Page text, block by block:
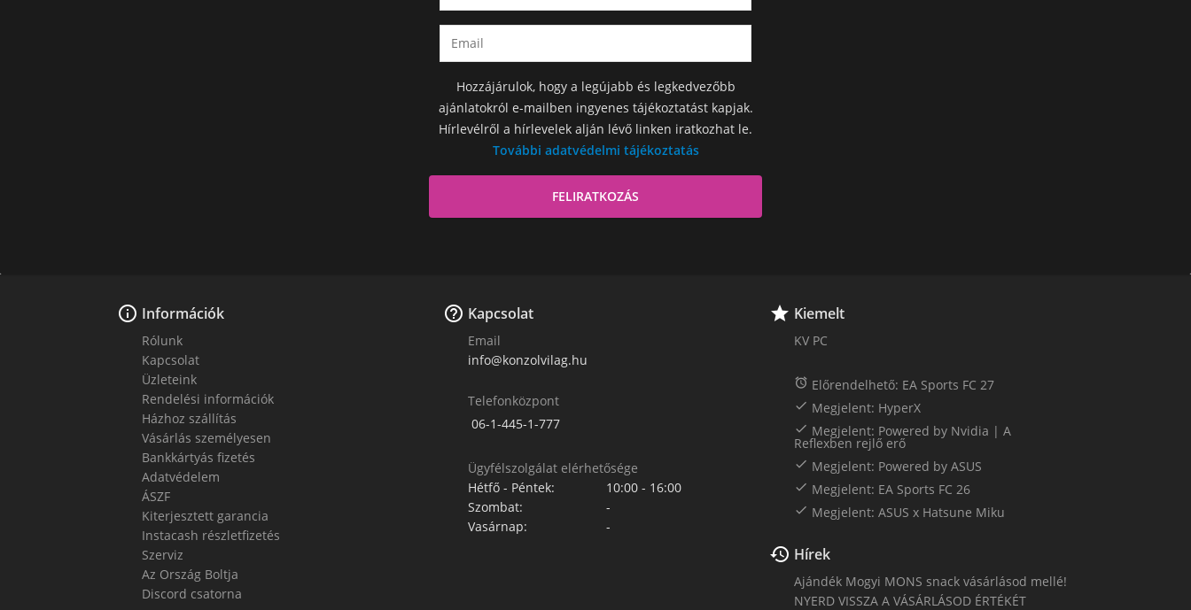
Hozzájárulok, hogy a legújabb és legkedvezőbb
ajánlatokról e-mailben ingyenes tájékoztatást kapjak.
Hírlevélről a hírlevelek alján lévő linken iratkozhat le.
További adatvédelmi tájékoztatás
 Információk
Rólunk
Kapcsolat
Üzleteink
Rendelési információk
Házhoz szállítás
Vásárlás személyesen
Bankkártyás fizetés
Adatvédelem
ÁSZF
Kiterjesztett garancia
Instacash részletfizetés
Szerviz
Az Ország Boltja
Discord csatorna
 Kapcsolat
Email
info@konzolvilag.hu
Telefonközpont
06-1-445-1-777
Ügyfélszolgálat elérhetősége
Hétfő - Péntek:
10:00 - 16:00
Szombat:
-
Vasárnap:
-
 Kiemelt
KV PC
 Előrendelhető: EA Sports FC 27
 Megjelent: HyperX
 Megjelent: Powered by Nvidia | A
Reflexben rejlő erő
 Megjelent: Powered by ASUS
 Megjelent: EA Sports FC 26
 Megjelent: ASUS x Hatsune Miku
 Hírek
Ajándék Mogyi MONS snack vásárlásod mellé!
NYERD VISSZA A VÁSÁRLÁSOD ÉRTÉKÉT